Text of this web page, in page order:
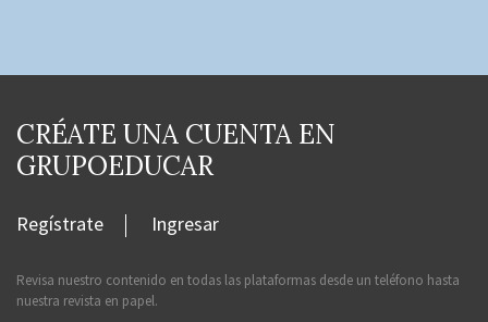
CRÉATE UNA CUENTA EN
GRUPOEDUCAR
Regístrate Ingresar
Revisa nuestro contenido en todas las plataformas desde un teléfono hasta
nuestra revista en papel.